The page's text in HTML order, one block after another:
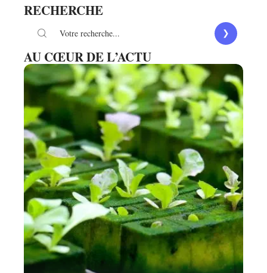
RECHERCHE
AU CŒUR DE L’ACTU